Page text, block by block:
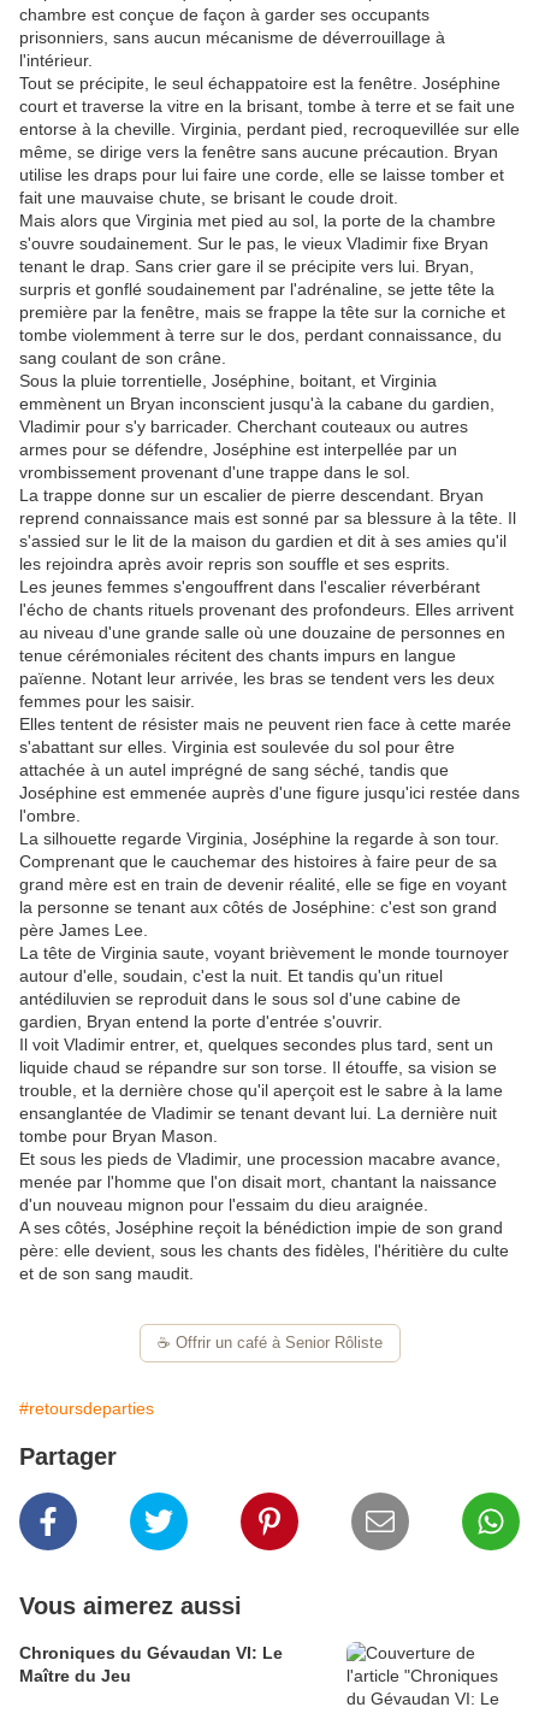
chambre est conçue de façon à garder ses occupants
prisonniers, sans aucun mécanisme de déverrouillage à
l'intérieur.
Tout se précipite, le seul échappatoire est la fenêtre. Joséphine
court et traverse la vitre en la brisant, tombe à terre et se fait une
entorse à la cheville. Virginia, perdant pied, recroquevillée sur elle
même, se dirige vers la fenêtre sans aucune précaution. Bryan
utilise les draps pour lui faire une corde, elle se laisse tomber et
fait une mauvaise chute, se brisant le coude droit.
Mais alors que Virginia met pied au sol, la porte de la chambre
s'ouvre soudainement. Sur le pas, le vieux Vladimir fixe Bryan
tenant le drap. Sans crier gare il se précipite vers lui. Bryan,
surpris et gonflé soudainement par l'adrénaline, se jette tête la
première par la fenêtre, mais se frappe la tête sur la corniche et
tombe violemment à terre sur le dos, perdant connaissance, du
sang coulant de son crâne.
Sous la pluie torrentielle, Joséphine, boitant, et Virginia
emmènent un Bryan inconscient jusqu'à la cabane du gardien,
Vladimir pour s'y barricader. Cherchant couteaux ou autres
armes pour se défendre, Joséphine est interpellée par un
vrombissement provenant d'une trappe dans le sol.
La trappe donne sur un escalier de pierre descendant. Bryan
reprend connaissance mais est sonné par sa blessure à la tête. Il
s'assied sur le lit de la maison du gardien et dit à ses amies qu'il
les rejoindra après avoir repris son souffle et ses esprits.
Les jeunes femmes s'engouffrent dans l'escalier réverbérant
l'écho de chants rituels provenant des profondeurs. Elles arrivent
au niveau d'une grande salle où une douzaine de personnes en
tenue cérémoniales récitent des chants impurs en langue
païenne. Notant leur arrivée, les bras se tendent vers les deux
femmes pour les saisir.
Elles tentent de résister mais ne peuvent rien face à cette marée
s'abattant sur elles. Virginia est soulevée du sol pour être
attachée à un autel imprégné de sang séché, tandis que
Joséphine est emmenée auprès d'une figure jusqu'ici restée dans
l'ombre.
La silhouette regarde Virginia, Joséphine la regarde à son tour.
Comprenant que le cauchemar des histoires à faire peur de sa
grand mère est en train de devenir réalité, elle se fige en voyant
la personne se tenant aux côtés de Joséphine: c'est son grand
père James Lee.
La tête de Virginia saute, voyant brièvement le monde tournoyer
autour d'elle, soudain, c'est la nuit. Et tandis qu'un rituel
antédiluvien se reproduit dans le sous sol d'une cabine de
gardien, Bryan entend la porte d'entrée s'ouvrir.
Il voit Vladimir entrer, et, quelques secondes plus tard, sent un
liquide chaud se répandre sur son torse. Il étouffe, sa vision se
trouble, et la dernière chose qu'il aperçoit est le sabre à la lame
ensanglantée de Vladimir se tenant devant lui. La dernière nuit
tombe pour Bryan Mason.
Et sous les pieds de Vladimir, une procession macabre avance,
menée par l'homme que l'on disait mort, chantant la naissance
d'un nouveau mignon pour l'essaim du dieu araignée.
A ses côtés, Joséphine reçoit la bénédiction impie de son grand
père: elle devient, sous les chants des fidèles, l'héritière du culte
et de son sang maudit.
☕️ Offrir un café à Senior Rôliste
#retoursdeparties
Partager
Vous aimerez aussi
Chroniques du Gévaudan VI: Le
Maître du Jeu